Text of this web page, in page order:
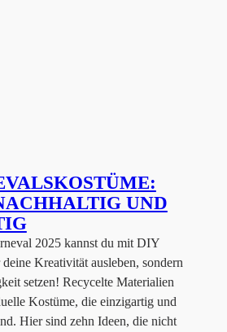
UND
2025 kannst du mit DIY
Kreativität ausleben, sondern
setzen! Recycelte Materialien
Kostüme, die einzigartig und
Hier sind zehn Ideen, die nicht